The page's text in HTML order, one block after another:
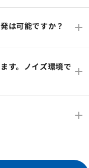
は可能ですか？
す。ノイズ環境で